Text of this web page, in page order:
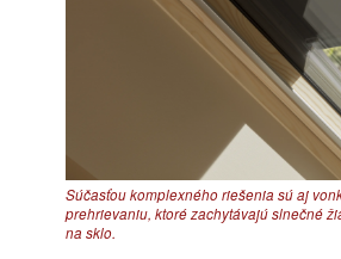
Súčasťou komplexného riešenia sú aj
prehrievaniu, ktoré zachytávajú slnečné
na sklo.